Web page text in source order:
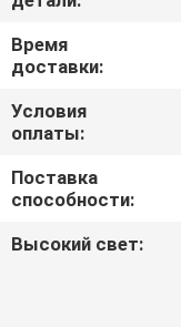
СПРОСИТЕ
ЦИТАТУ
КАРТА
Время
доставки:
Условия
оплаты:
Поставка
способности:
Высокий свет: